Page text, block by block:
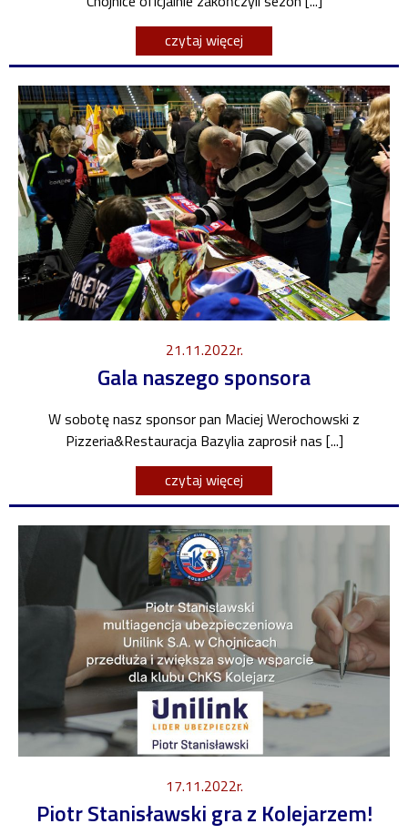
czytaj więcej
21.11.2022r.
Gala naszego sponsora
W sobotę nasz sponsor pan Maciej Werochowski z
Pizzeria&Restauracja Bazylia zaprosił nas [...]
czytaj więcej
17.11.2022r.
Piotr Stanisławski gra z Kolejarzem!